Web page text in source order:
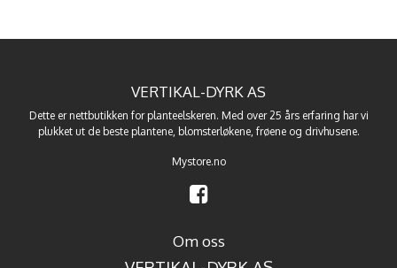
VERTIKAL-DYRK AS
Dette er nettbutikken for planteelskeren. Med over 25 års erfaring har vi
plukket ut de beste plantene, blomsterløkene, frøeneog drivhusene.
Mystore.no
Om oss